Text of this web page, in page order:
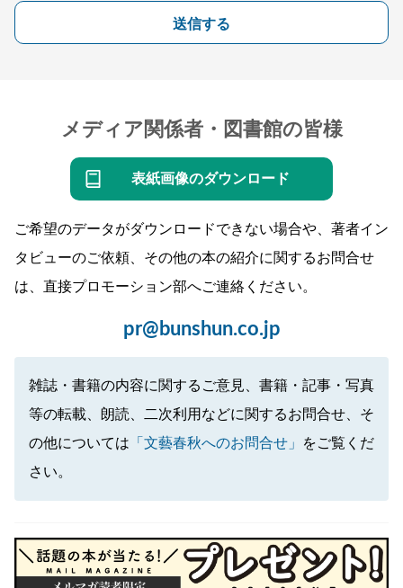
送信する
メディア関係者・図書館の皆様
表紙画像のダウンロード
ご希望のデータがダウンロードできない場合や、著者イン
タビューのご依頼、その他の本の紹介に関するお問合せ
は、直接プロモーション部へご連絡ください。
pr@bunshun.co.jp
雑誌・書籍の内容に関するご意見、書籍・記事・写真
等の転載、朗読、二次利用などに関するお問合せ、そ
の他については 「文藝春秋へのお問合せ」
をご覧くだ
さい。